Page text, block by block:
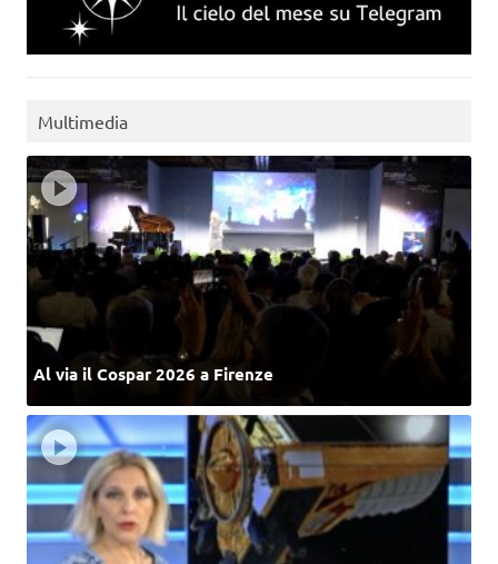
Multimedia
Al via il Cospar 2026 a Firenze